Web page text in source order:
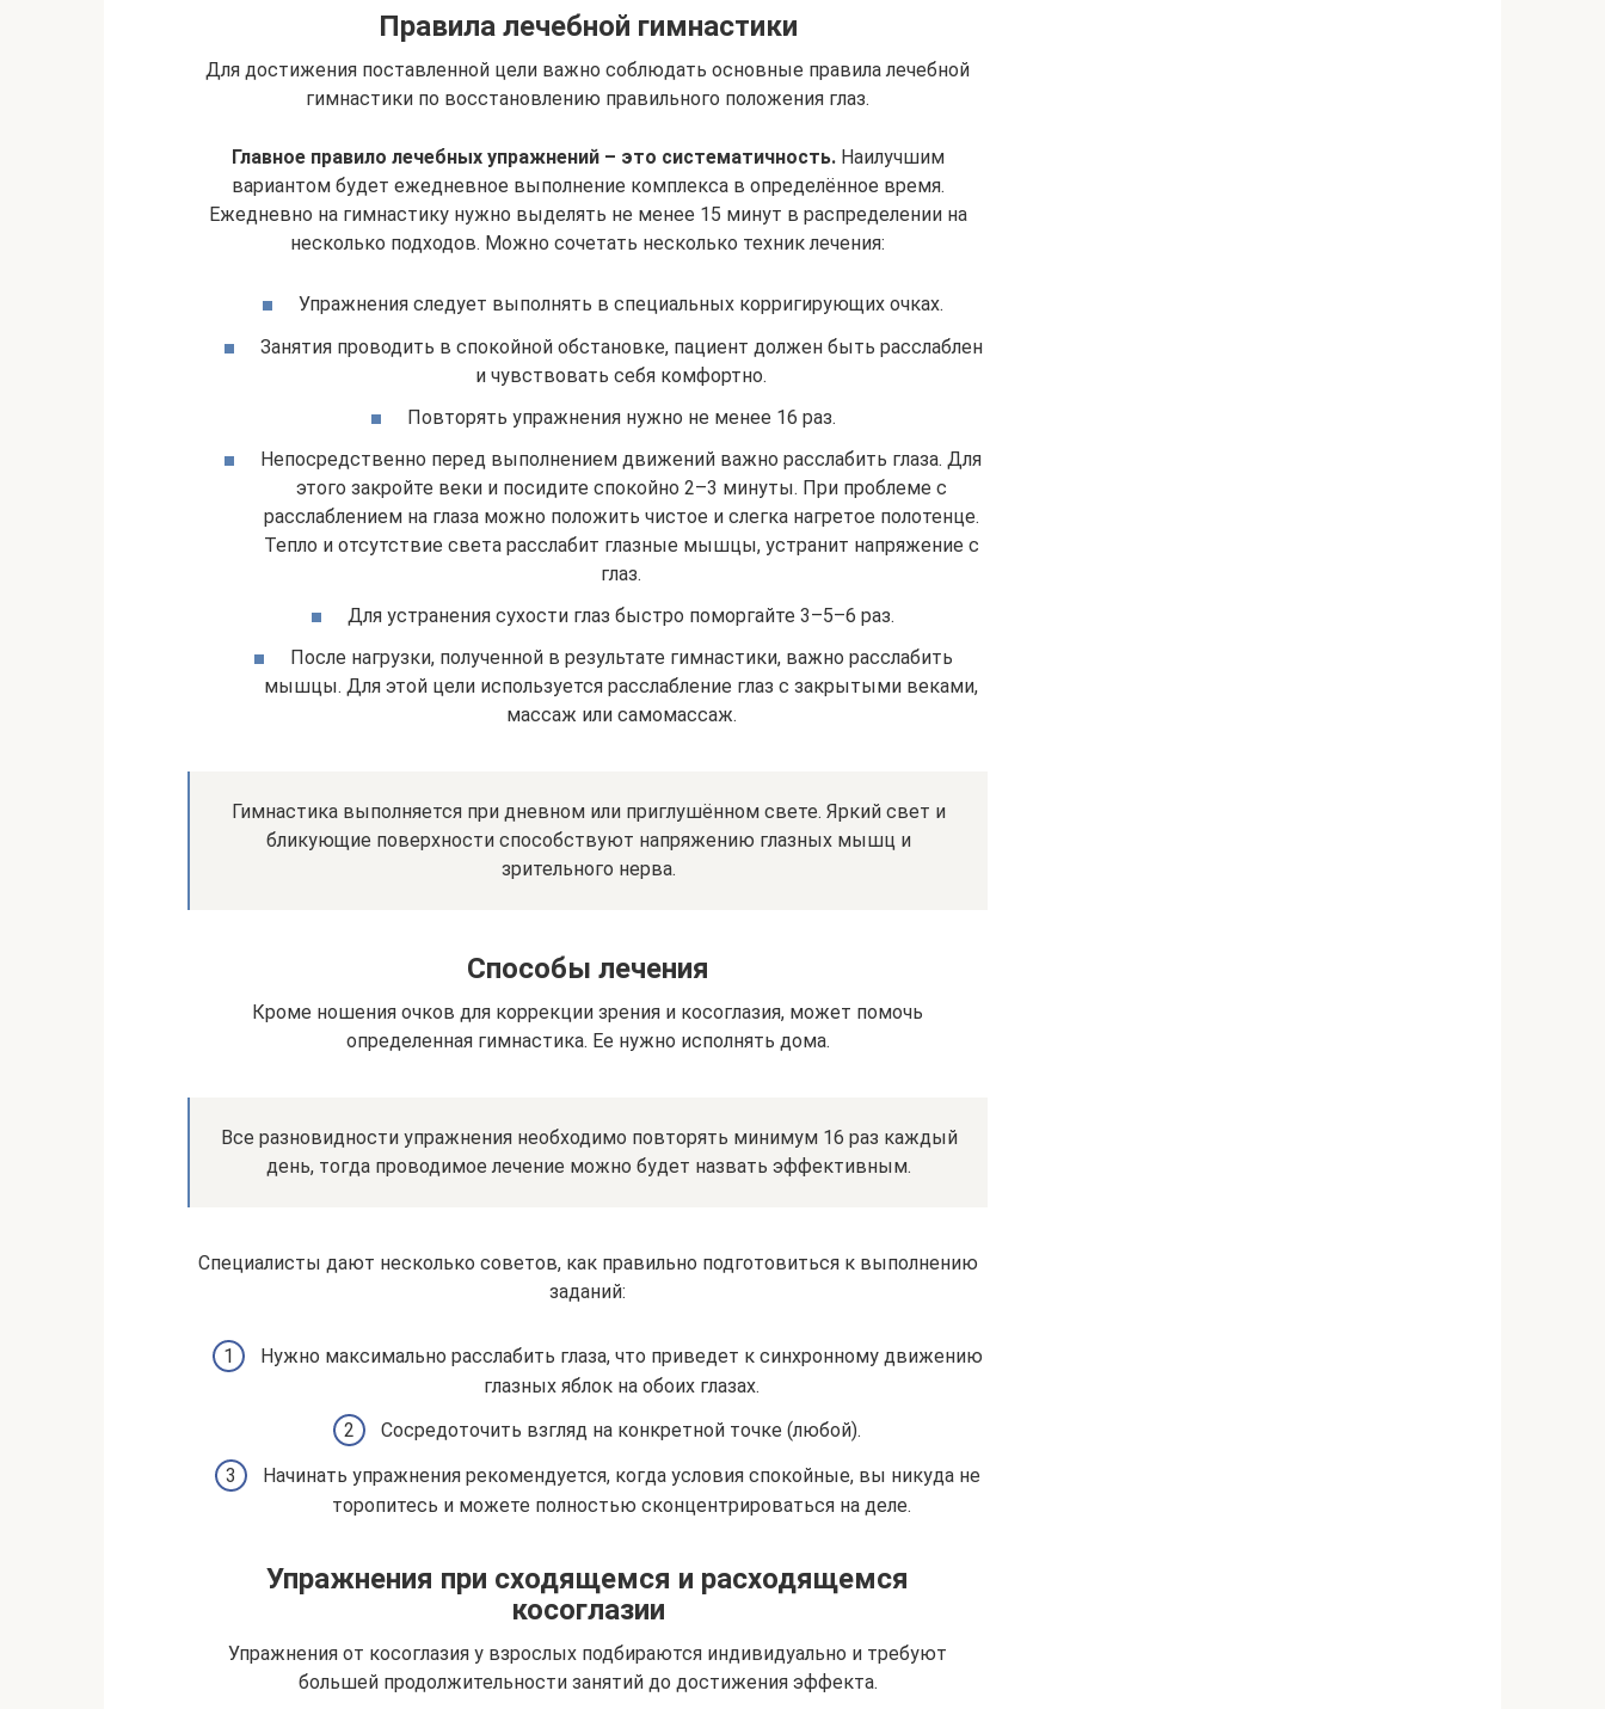
Правила лечебной гимнастики
Для достижения поставленной цели важно соблюдать основные правила лечебной
гимнастики по восстановлению правильного положения глаз.
Главное правило лечебных упражнений – это систематичность.Наилучшим
вариантом будет ежедневное выполнение комплекса в определённое время.
Ежедневно на гимнастику нужно выделять не менее 15 минут в распределении на
несколько подходов. Можно сочетать несколько техник лечения:
Упражнения следует выполнять в специальных корригирующих очках.
Занятия проводить в спокойной обстановке, пациент должен быть расслаблен
и чувствовать себя комфортно.
Повторять упражнения нужно не менее 16 раз.
Непосредственно перед выполнением движений важно расслабить глаза. Для
этого закройте веки и посидите спокойно 2–3 минуты. При проблеме с
расслаблением на глаза можно положить чистое и слегка нагретое полотенце.
Тепло и отсутствие света расслабит глазные мышцы, устранит напряжение с
глаз.
Для устранения сухости глаз быстро поморгайте 3–5–6 раз.
После нагрузки, полученной в результате гимнастики, важно расслабить
мышцы. Для этой цели используется расслабление глаз с закрытыми веками,
массаж или самомассаж.
Гимнастика выполняется при дневном или приглушённом свете. Яркий свет и
бликующие поверхности способствуют напряжению глазных мышц и
зрительного нерва.
Способы лечения
Кроме ношения очков для коррекции зрения и косоглазия, может помочь
определенная гимнастика. Ее нужно исполнять дома.
Все разновидности упражнения необходимо повторять минимум 16 раз каждый
день, тогда проводимое лечение можно будет назвать эффективным.
Специалисты дают несколько советов, как правильно подготовиться к выполнению
заданий:
Нужно максимально расслабить глаза, что приведет к синхронному движению
глазных яблок на обоих глазах.
Сосредоточить взгляд на конкретной точке (любой).
Начинать упражнения рекомендуется, когда условия спокойные, вы никуда не
торопитесь и можете полностью сконцентрироваться на деле.
Упражнения при сходящемся и расходящемся
косоглазии
Упражнения от косоглазия у взрослых подбираются индивидуально и требуют
большей продолжительности занятий до достижения эффекта.